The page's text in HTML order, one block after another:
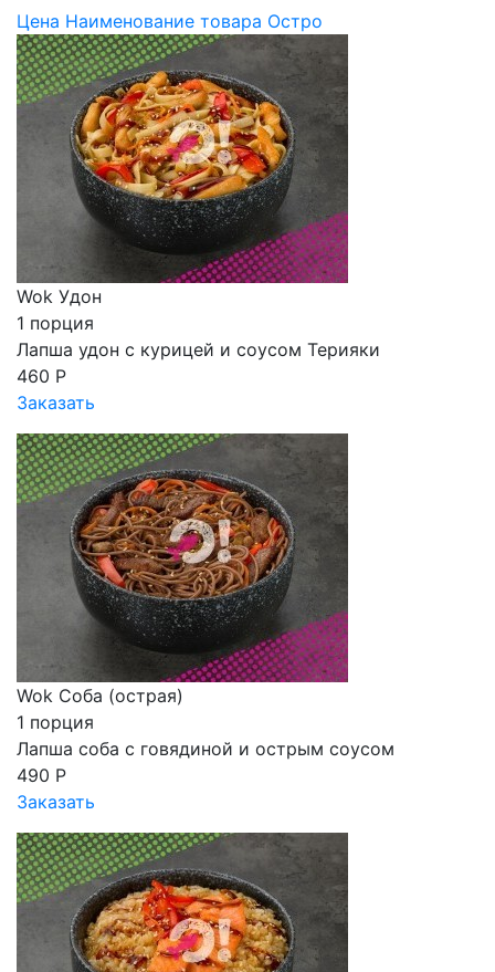
Цена Наименование товара Остро
Wok Удон
1 порция
Лапша удон с курицей и соусом Терияки
460 Р
Заказать
Wok Соба (острая)
1 порция
Лапша соба с говядиной и острым соусом
490 Р
Заказать